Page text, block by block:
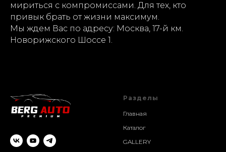
мириться с компромиссами. Для тех, кто
привык брать от жизни максимум.
Мы ждем Вас по адресу: Москва, 17-й км.
Новорижского Шоссе 1.
Разделы
Главная
Каталог
GALLERY